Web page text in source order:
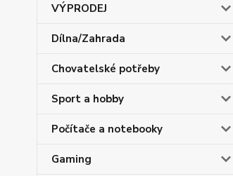
VÝPRODEJ
Dílna/Zahrada
Chovatelské potřeby
Sport a hobby
Počítače a notebooky
Gaming